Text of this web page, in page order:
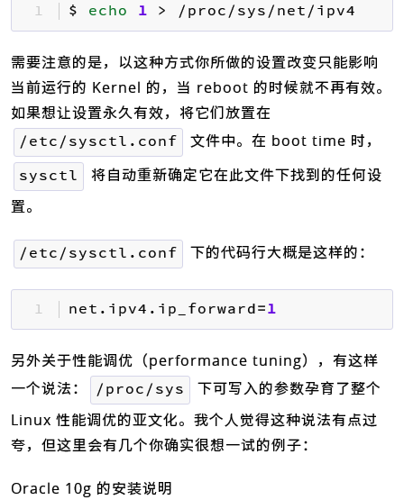
1 $ echo 1 > /proc/sys/net/ipv4/
需要注意的是，以这种方式你所做的设置改变只能影响
当前运行的 Kernel 的，当 reboot 的时候就不再有效。
如果想让设置永久有效，将它们放置在
/etc/sysctl.conf 文件中。在 boot time 时，
sysctl
将自动重新确定它在此文件下找到的任何设
置。
/etc/sysctl.conf 下的代码行大概是这样的：
1 net.ipv4.ip_forward=1
另外关于性能调优（performance tuning），有这样
一个说法：
/proc/sys
下可写入的参数孕育了整个
Linux 性能调优的亚文化。我个人觉得这种说法有点过
夸，但这里会有几个你确实很想一试的例子：
Oracle 10g 的安装说明